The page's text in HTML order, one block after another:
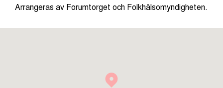
Arrangeras av Forumtorget och Folkhälsomyndigheten.